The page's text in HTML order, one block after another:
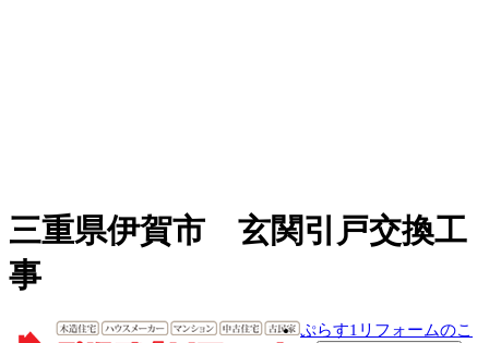
三重県伊賀市 玄関引戸交換工
事
ぷらす1リフォームのこ